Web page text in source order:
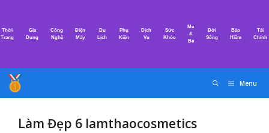
nội
Thời
Trang
Gia
Dụng
Công
Nghệ
Điện
Máy
Du
Lịch
Phụ
Kiện
Dịch
Vụ
Sức
Khỏe
Mẹ
&
Bé
Đời
Sống
Bảo
Hiểm
Tài
Chính
Menu
Làm Đẹp 6 lamthaocosmetics